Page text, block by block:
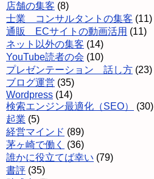
店舗の集客 (8)
士業 コンサルタントの集客 (11)
通販 ECサイトの動画活用 (11)
ネット以外の集客 (14)
YouTube読者の会 (10)
プレゼンテーション 話し方 (23)
ブログ運営 (35)
Wordpress (14)
検索エンジン最適化（SEO）
(30)
起業 (5)
経営マインド (89)
茅ヶ崎で働く
(36)
誰かに役立てば幸い (79)
書評 (35)